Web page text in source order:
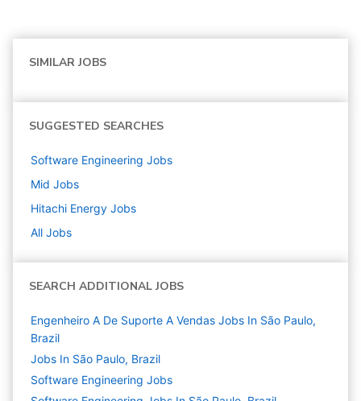
SIMILAR JOBS
SUGGESTED SEARCHES
Software Engineering Jobs
Mid Jobs
Hitachi Energy Jobs
All Jobs
SEARCH ADDITIONAL JOBS
Engenheiro A De Suporte A Vendas Jobs In São Paulo,
Brazil
Jobs In São Paulo, Brazil
Software Engineering Jobs